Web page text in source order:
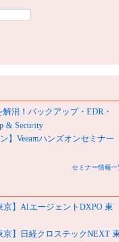
消！バックアップ・EDR・
& Security
】Veeamハンズオンセミナー
セミナー情報一
京】AIエージェントDXPO 東
京】日経クロステックNEXT